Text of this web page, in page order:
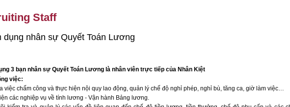
HỘI THẢO “HR & DATA COMPLIANCE 2026” VỀ BẢO VỆ DỮ LIỆU...
HỘI VIỆC LÀM METRO TALENT EXCHANGE 2026 – KẾT NỐI CƠ
ỨNG NGÀY CHẠY OLYMPIC VÌ SỨC KHỎE TOÀN DÂN 2026 TẠI
NGƯỜI DÂN DỊP LỄ HỘI MIẾU BÀ THIÊN HẬU 2026 - BÌNH DƯƠNG
cháy, chữa cháy và Cứu nạn, cứu hộ năm 2026
hợp tác về chuyển đổi số và bảo hiểm xã hội
Staff
dụng nhân sự Quyết Toán Lương
3 bạn nhân sự Quyết Toán Lương là nhân viên trực tiếp của Nhân Kiệt
việc:
việc chấm công và thực hiện nội quy lao động, quản lý chế độ nghỉ phép, nghỉ bù, tăng ca, giờ làm việc…
các nghiệp vụ về tính lương - Vận hành Bảng lương.